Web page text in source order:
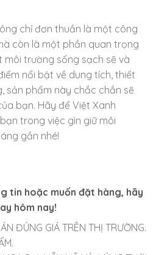
chỉ đơn thuần là một công
còn là một phần quan trọng
trường sống sạch sẽ và
nổi bật về dung tích, thiết
sản phẩm này chắc chắn sẽ
bạn. Hãy để Việt Xanh
trong việc gìn giữ môi
gần nhé!
tin hoặc muốn đặt hàng, hãy
hôm nay!
ĐÚNG GIÁ TRÊN THỊ TRƯỜNG.